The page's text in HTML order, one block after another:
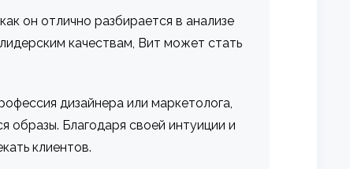
он отлично разбирается в анализе
качествам, Вит может стать
дизайнера или маркетолога,
образы. Благодаря своей интуиции и
клиентов.